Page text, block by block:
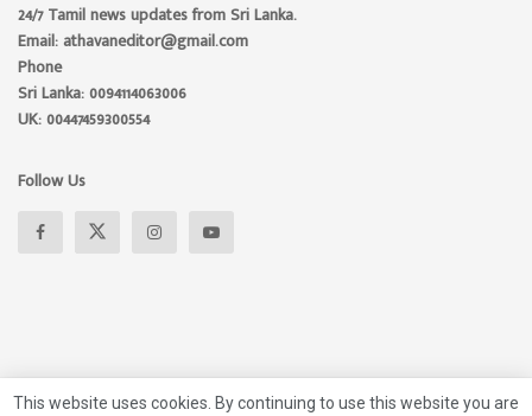
24/7 Tamil news updates from Sri Lanka.
Email: athavaneditor@gmail.com
Phone
Sri Lanka: 0094114063006
UK: 00447459300554
Follow Us
This website uses cookies. By continuing to use this website you are